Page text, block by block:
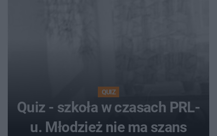
QUIZ
Quiz - szkoła w czasach PRL-
u. Młodzież nie ma szans